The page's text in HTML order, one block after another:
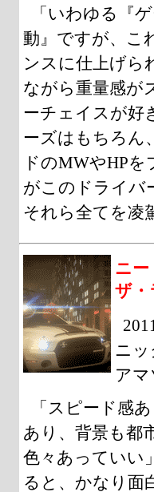
「いわゆる『
動』ですが、こ
ンスに仕上げら
ながら重量感が
ーチェイスが好
ーズはもちろん
ドのMWやHP
がこのドライバ
それら全てを凌
ニー
ザ・
ニッ
ア
「スピード感
あり、背景も都
色々あっていい
ると、かなり面